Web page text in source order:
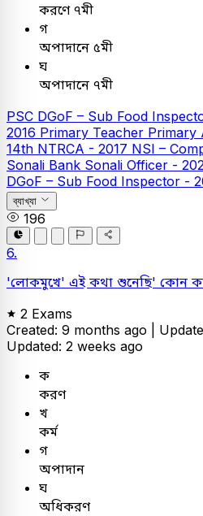
করণে ৭মী
গ
অপাদানে ৫মী
ঘ
অপাদানে ৭মী
PSC DGoF – Sub Food
2016 Primary Teacher Primary
14th NTRCA - 2017 NSI –
Sonali Bank Sonali Officer -
DGoF – Sub Food Inspector -
ব্যাখ্যা
196
6.
'লোকমুখে' এই কথা শুনেছি' কোন
2 Exams
Created: 9 months ago |
Updated: 2 weeks ago
ক
করণ
খ
কর্ম
গ
অপাদান
ঘ
অধিকরণ